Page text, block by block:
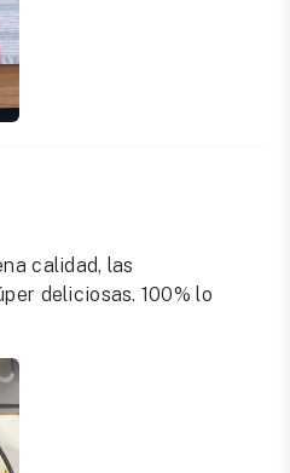
calidad, las
deliciosas. 100% lo